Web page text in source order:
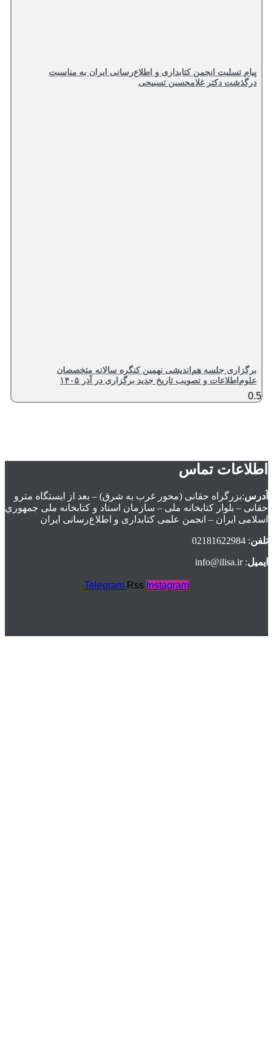
پیام تسلیت انجمن کتابداری و اطلاع‌رسانی ایران به مناسبت
درگذشت دکتر غلامحسین تسبیحی
برگزاری جلسه هم‌اندیشی نهمین کنگره سالانه متخصصان
علوم‌اطلاعات و تصویب تاریخ جدید برگزاری در آذر ۱۴۰۵
اطلاعات تماس
آدرس:بزرگراه حقانی (محور غرب به شرق) – بعد از ايستگاه مترو
حقانی – بلوار كتابخانه ملی – سازمان اسناد و كتابخانه ملی جمهوري
اسلامی ايران – انجمن علمی کتابداری و اطلاع‌رسانی ایران
تلفن: 02181622984
ایمیل: info@ilisa.ir
Telegram Rss Instagram